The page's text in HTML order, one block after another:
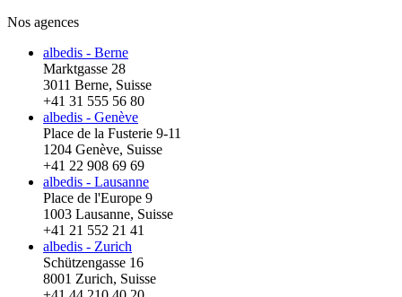
Nos agences
albedis - Berne
Marktgasse 28
3011 Berne, Suisse
+41 31 555 56 80
albedis - Genève
Place de la Fusterie 9-11
1204 Genève, Suisse
+41 22 908 69 69
albedis - Lausanne
Place de l'Europe 9
1003 Lausanne, Suisse
+41 21 552 21 41
albedis - Zurich
Schützengasse 16
8001 Zurich, Suisse